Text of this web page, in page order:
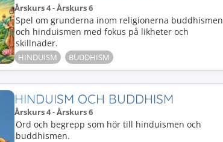
Årskurs 4 - Årskurs 6
Spel om grunderna inom religionerna buddhismen
och hinduismen med fokus på likheter och
skillnader.
HINDUISM BUDDHISM
HINDUISM OCH BUDDHISM
Årskurs 4 - Årskurs 6
Ord och begrepp som hör till hinduismen och
buddhismen.